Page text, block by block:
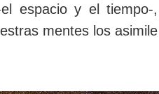
espacio y el tiempo-
mentes los